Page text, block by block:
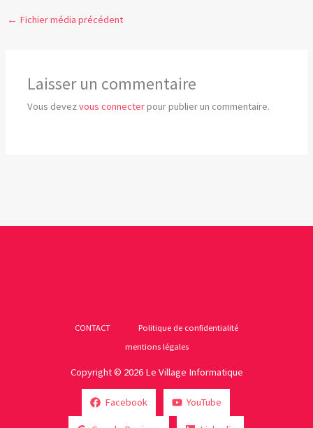
← Fichier média précédent
Laisser un commentaire
Vous devezvous connecterpour publier un commentaire.
CONTACT
Politique de confidentialité
mentions légales
Copyright © 2026 Le Village Informatique
Facebook YouTube